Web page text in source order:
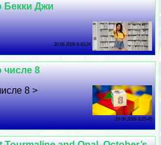
Бекки Джи
30 06 2026 6:43:24
числе 8
8 >
29 06 2026 8:25:45